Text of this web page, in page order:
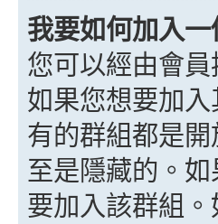
我要如何加入一
您可以經由會
如果您想要加
有的群組都是
至是隱藏的。
要加入該群組